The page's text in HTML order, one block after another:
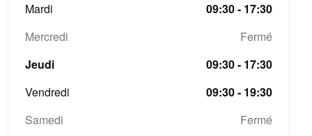
Mardi
09:30 - 17:30
Mercredi
Fermé
Jeudi
09:30 - 17:30
Vendredi
09:30 - 19:30
Samedi
Fermé